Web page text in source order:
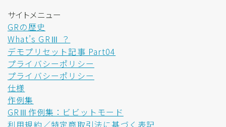
サイトメニュー
GRの歴史
What’s GRⅢ ？
デモプリセット記事 Part04
プライバシーポリシー
プライバシーポリシー
仕様
作例集
GRⅢ作例集：ビビットモード
利用規約／特定商取引法に基づく表記